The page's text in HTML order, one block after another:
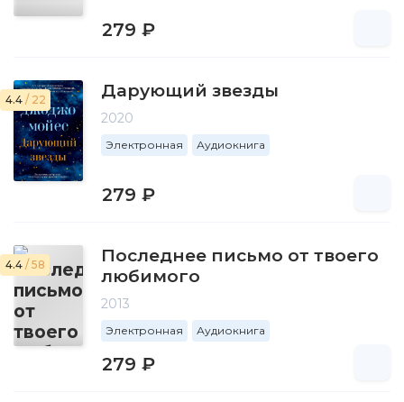
279 ₽
4.4 / 22 Дарующий звезды
2020
Электронная Аудиокнига
279 ₽
4.4 / 58
Последнее письмо от твоего
любимого
2013
Электронная Аудиокнига
279 ₽